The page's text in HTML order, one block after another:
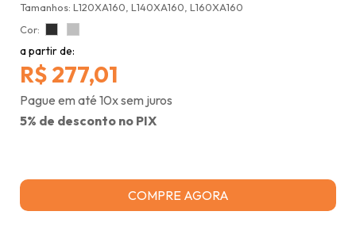
Tamanhos: L120XA160, L140XA160, L160XA160
Cor:
a partir de:
R$ 277,01
Pague em até 10x sem juros
5% de desconto no PIX
COMPRE AGORA